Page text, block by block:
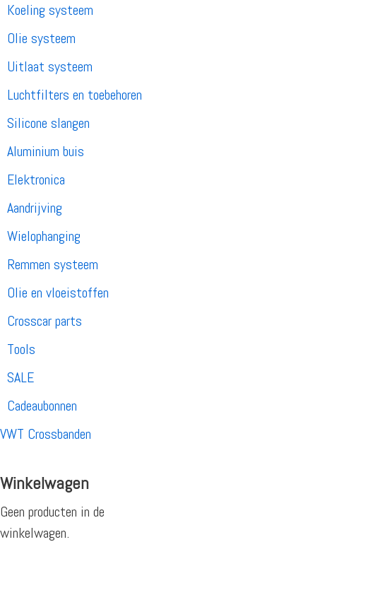
Koeling systeem
Olie systeem
Uitlaat systeem
Luchtfilters en toebehoren
Silicone slangen
Aluminium buis
Elektronica
Aandrijving
Wielophanging
Remmen systeem
Olie en vloeistoffen
Crosscar parts
Tools
SALE
Cadeaubonnen
VWT Crossbanden
Winkelwagen
Geen producten in de
winkelwagen.